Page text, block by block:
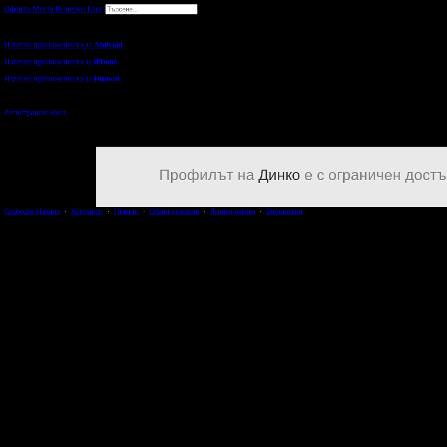
Оферти Места Винетки Блог
Изтегли приложението за Android.
Изтегли приложението за iPhone.
Изтегли приложението за Huawei.
Регистрация Вход
Профилът на Динко е с ограничен
Grabo.bg Начало · Контакти · Помощ · Общи условия · Лични данни · Бисквитки